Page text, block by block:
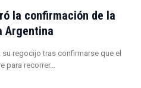
la confirmación de la
Argentina
regocijo tras confirmarse que el
para recorrer…